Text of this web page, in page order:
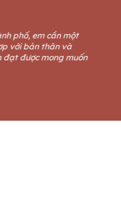
phố, em cần một
với bản thân và
đạt được mong muốn